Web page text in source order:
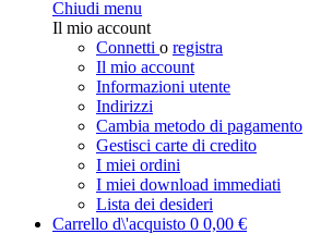
Chiudi menu
Il mio account
Connetti o registra
Il mio account
Informazioni utente
Indirizzi
Cambia metodo di pagamento
Gestisci carte di credito
I miei ordini
I miei download immediati
Lista dei desideri
Carrello d\'acquisto 0 0,00 €